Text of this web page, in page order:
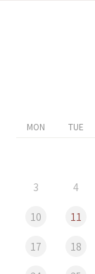
MON TUE
3 4
10 11
17 18